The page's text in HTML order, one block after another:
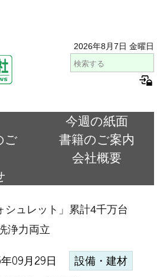
2026年8月7日 金曜日
今週の紙面
ご
書籍のご案内
会社概要
シュレット」累計4千万台
浄力両立
09月29日 設備・建材